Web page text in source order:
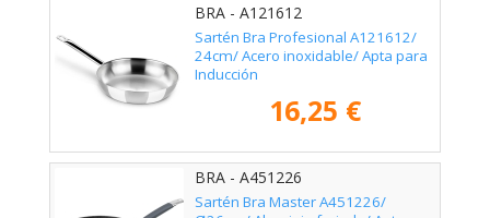
BRA - A121612
Sartén Bra Profesional A121612/
24cm/ Acero inoxidable/ Apta para
Inducción
16,25 €
BRA - A451226
Sartén Bra Master A451226/